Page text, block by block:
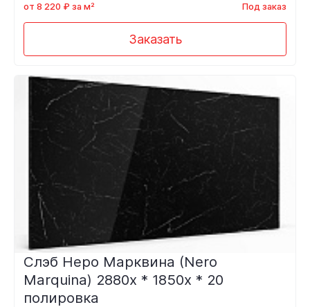
от 8 220 ₽ за м² Под заказ
Заказать
Слэб Неро Марквина (Nero
Marquina) 2880х * 1850х * 20
полировка